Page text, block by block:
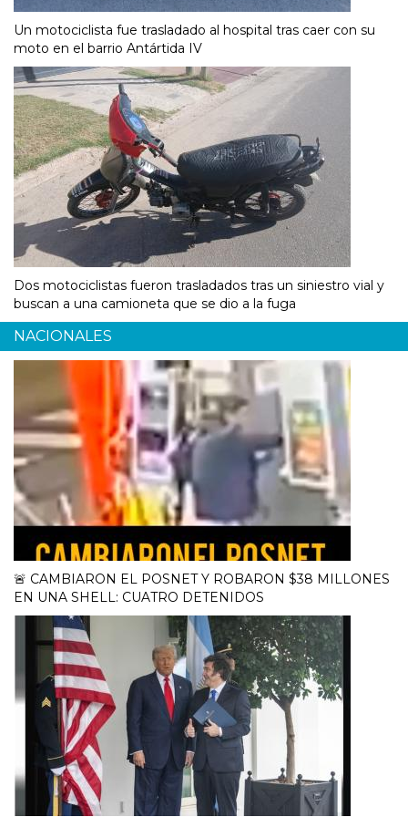
Un motociclista fue trasladado al hospital tras caer con su
moto en el barrio Antártida IV
Dos motociclistas fueron trasladados tras un siniestro vial y
buscan a una camioneta que se dio a la fuga
NACIONALES
🚨 CAMBIARON EL POSNET Y ROBARON $38 MILLONES
EN UNA SHELL: CUATRO DETENIDOS